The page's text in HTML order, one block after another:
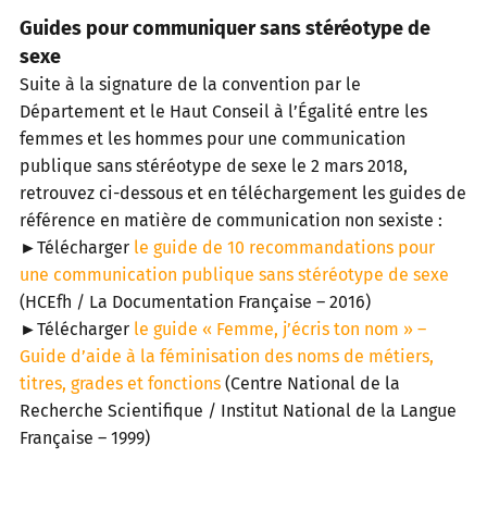
Guides pour communiquer sans stéréotype de
sexe
Suite à la signature de la convention par le
Département et le Haut Conseil à l’Égalité entre les
femmes et les hommes pour une communication
publique sans stéréotype de sexe le 2 mars 2018,
retrouvez ci-dessous et en téléchargement les guides de
référence en matière de communication non sexiste :
►Télécharger le guide de 10 recommandations pour
une communication publique sans stéréotype de sexe
(HCEfh / La Documentation Française – 2016)
►Télécharger le guide « Femme, j’écris ton nom » –
Guide d’aide à la féminisation des noms de métiers,
titres, grades et fonctions (Centre National de la
Recherche Scientifique / Institut National de la Langue
Française – 1999)